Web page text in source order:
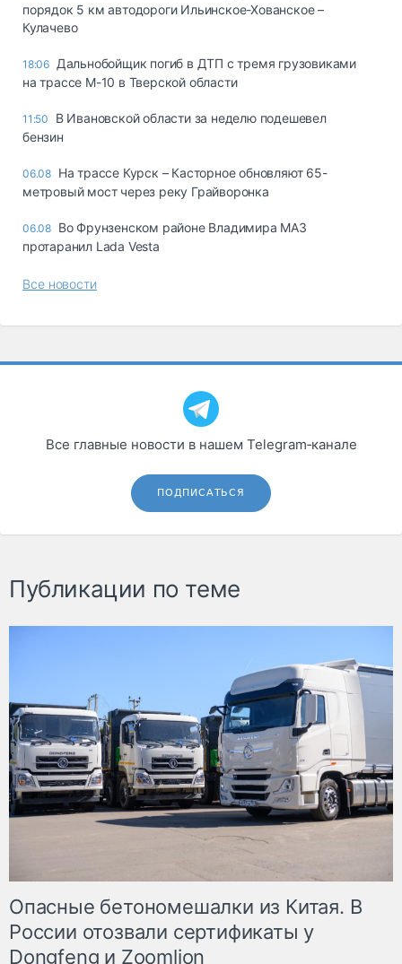
порядок 5 км автодороги Ильинское-Хованское –
Кулачево
18:06 Дальнобойщик погиб в ДТП с тремя грузовиками
на трассе М-10 в Тверской области
11:50
В Ивановской области за неделю подешевел
бензин
06.08 На трассе Курск – Касторное обновляют 65-
метровый мост через реку Грайворонка
06.08 Во Фрунзенском районе Владимира МАЗ
протаранил Lada Vesta
Все новости
Все главные новости в нашем Telegram‑канале
ПОДПИСАТЬСЯ
Публикации по теме
Опасные бетономешалки из Китая. В
России отозвали сертификаты у
Dongfeng и Zoomlion